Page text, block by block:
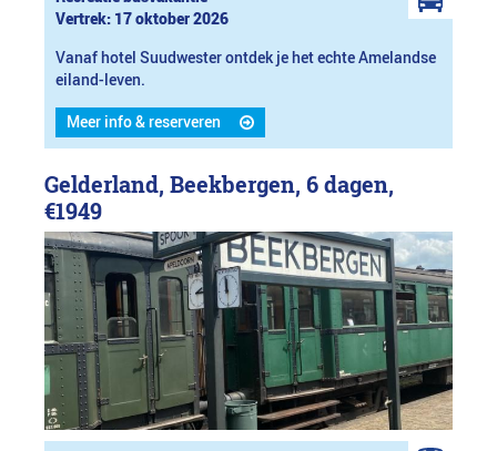
Vertrek: 17 oktober 2026
Vanaf hotel Suudwester ontdek je het echte Amelandse
eiland-leven.
Meer info & reserveren
Gelderland, Beekbergen, 6 dagen,
€1949